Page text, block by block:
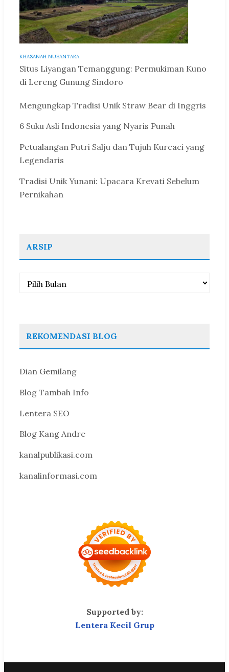
KHAZANAH NUSANTARA
Situs Liyangan Temanggung: Permukiman Kuno
di Lereng Gunung Sindoro
Mengungkap Tradisi Unik Straw Bear di Inggris
6 Suku Asli Indonesia yang Nyaris Punah
Petualangan Putri Salju dan Tujuh Kurcaci yang
Legendaris
Tradisi Unik Yunani: Upacara Krevati Sebelum
Pernikahan
ARSIP
Arsip
REKOMENDASI BLOG
Dian Gemilang
Blog Tambah Info
Lentera SEO
Blog Kang Andre
kanalpublikasi.com
kanalinformasi.com
Supported by:
Lentera Kecil Grup